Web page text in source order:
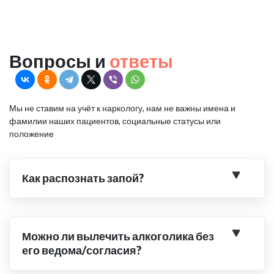
Вопросы и ответы
Мы не ставим на учёт к наркологу, нам не важны имена и
фамилии наших пациентов, социальные статусы или
положение
Как распознать запой?
Можно ли вылечить алкоголика без
его ведома/согласия?